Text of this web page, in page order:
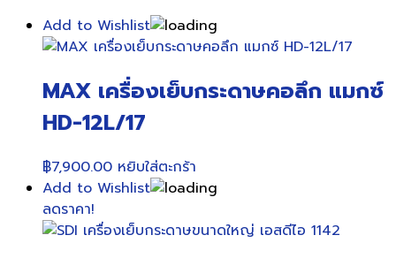
Add to Wishlist
MAX เครื่องเย็บกระดาษคอลึก แมกซ์
HD-12L/17
฿7,900.00 หยิบใส่ตะกร้า
Add to Wishlist
ลดราคา!